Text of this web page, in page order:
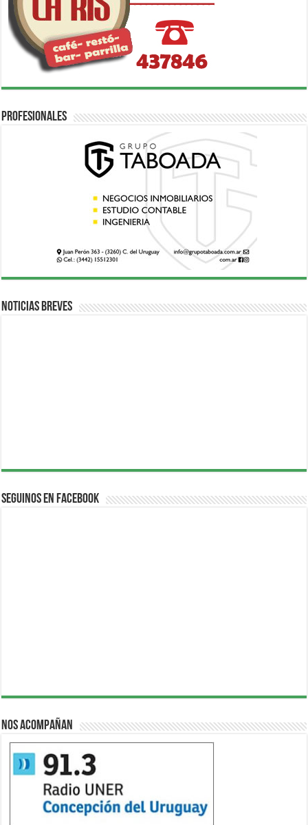
Profesionales
Noticias breves
Seguinos en Facebook
Nos acompañan